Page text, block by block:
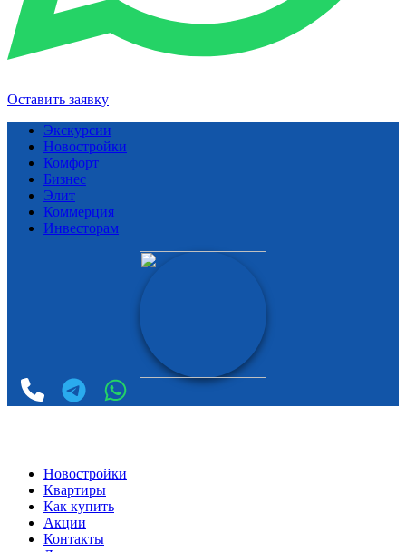
Оставить заявку
Экскурсии
Новостройки
Комфорт
Бизнес
Элит
Коммерция
Инвесторам
Новостройки
Квартиры
Как купить
Акции
Контакты